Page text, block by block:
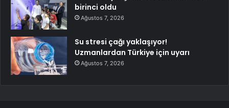
birinci oldu
Ağustos 7, 2026
Su stresi çağı yaklaşıyor!
Uzmanlardan Türkiye için uyarı
Ağustos 7, 2026